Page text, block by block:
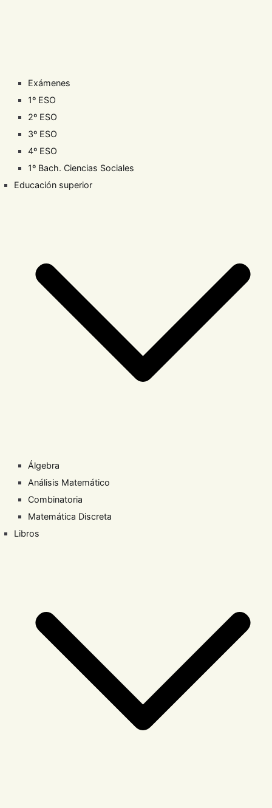
Exámenes
1º ESO
2º ESO
3º ESO
4º ESO
1º Bach. Ciencias Sociales
Educación superior
Álgebra
Análisis Matemático
Combinatoria
Matemática Discreta
Libros